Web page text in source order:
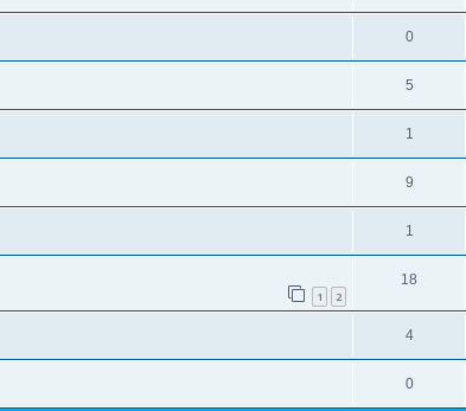
0
5
1
9
1
1 2
18
4
0